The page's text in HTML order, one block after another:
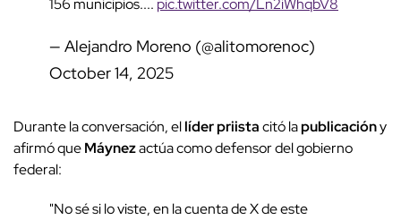
156 municipios.... pic.twitter.com/Ln2iWhqbV8
— Alejandro Moreno (@alitomorenoc)
October 14, 2025
Durante la conversación, ellíder priistacitó lapublicacióny
afirmó queMáynezactúa como defensor del gobierno
federal:
"No sé si lo viste, en la cuenta de X de este